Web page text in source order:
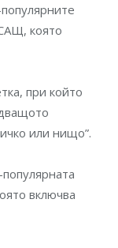
която
при който
или нищо”.
включва